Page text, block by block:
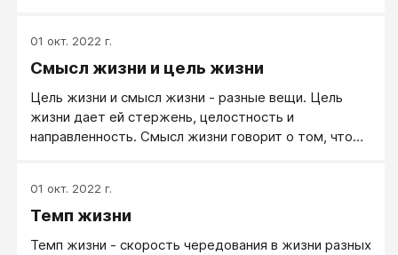
01 окт. 2022 г.
Смысл жизни и цель жизни
Цель жизни и смысл жизни - разные вещи. Цель
жизни дает ей стержень, целостность и
направленность. Смысл жизни говорит о том, что
индивидуальная жизнь человека имеет целостность
и внутренний стержень. Жизнь, не организованная
01 окт. 2022 г.
Темп жизни
Темп жизни - скорость чередования в жизни разных